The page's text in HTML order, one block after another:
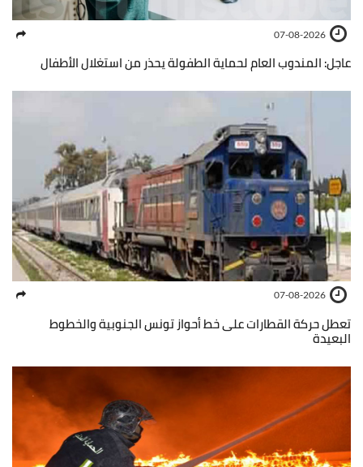
07-08-2026
عاجل: المندوب العام لحماية الطفولة يحذر من استغلال الأطفال
07-08-2026
تعطل حركة القطارات على خط أحواز تونس الجنوبية والخطوط
البعيدة